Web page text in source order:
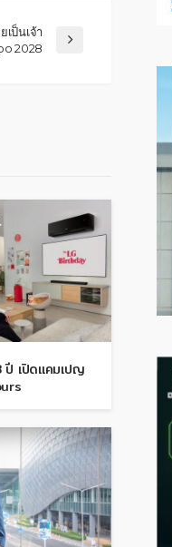
ป็นเจ้า
2028
เปิดแคมเปญ